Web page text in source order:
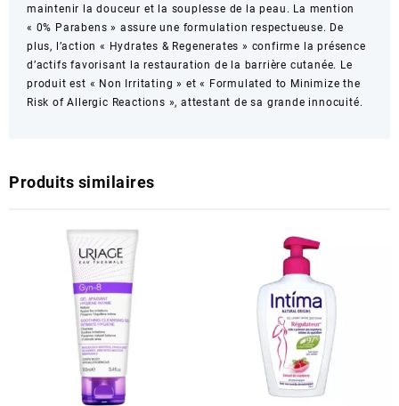
maintenir la douceur et la souplesse de la peau. La mention
« 0% Parabens » assure une formulation respectueuse. De
plus, l’action « Hydrates & Regenerates » confirme la présence
d’actifs favorisant la restauration de la barrière cutanée. Le
produit est « Non Irritating » et « Formulated to Minimize the
Risk of Allergic Reactions », attestant de sa grande innocuité.
Produits similaires